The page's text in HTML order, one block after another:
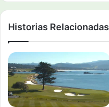
Historias Relacionadas